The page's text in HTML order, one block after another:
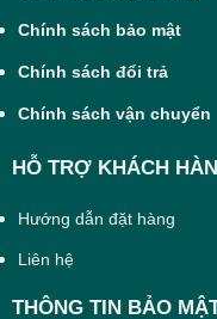
Xuất xứ
Thương
Đặc điểm
thiết kế dáng
Chính sách bảo mật
Chính sách đổi trả
Chính sách vận chuyển
HỖ TRỢ KHÁCH
Hướng dẫn đặt hàng
Liên hệ
THÔNG TIN BẢO